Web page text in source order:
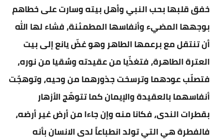
خفق قلبها بحب النبي وأهل بيته وسارت على خطاهم
بوجهها المضيء وأنفاسها المطمئنة، فشاء لها الله
أن تنتقل مع برعمها الطاهر وهو غضّ يانع إلى بيت
العترة الطاهرة، فتغذّيا من عقيدته وسُقيا من نوره،
فتصلّب عودهما وترسخت جذورهما من وحيه، وتوهجّت
أنفاسهما بالعقيدة والإيمان كما تتوهّج الأزهار
بقطرات الندى، فكانا منه وإن جاءا من أرض غير أرضه،
فالفطرة هي التي تولد انطباعاً لدى الانسان بأنه